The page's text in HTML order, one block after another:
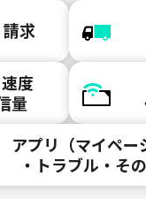
求
度
量
アプリ（マイペー
・トラブル・そ